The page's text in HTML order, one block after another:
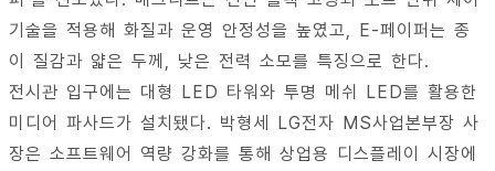
기술을 적용해 화질과 운영 안정성을 높였고, E-페이퍼는 종
이 질감과 얇은 두께, 낮은 전력 소모를 특징으로 한다.
전시관 입구에는 대형 LED 타워와 투명 메쉬 LED를 활용한
미디어 파사드가 설치됐다. 박형세 LG전자 MS사업본부장 사
장은 소프트웨어 역량 강화를 통해 상업용 디스플레이 시장에